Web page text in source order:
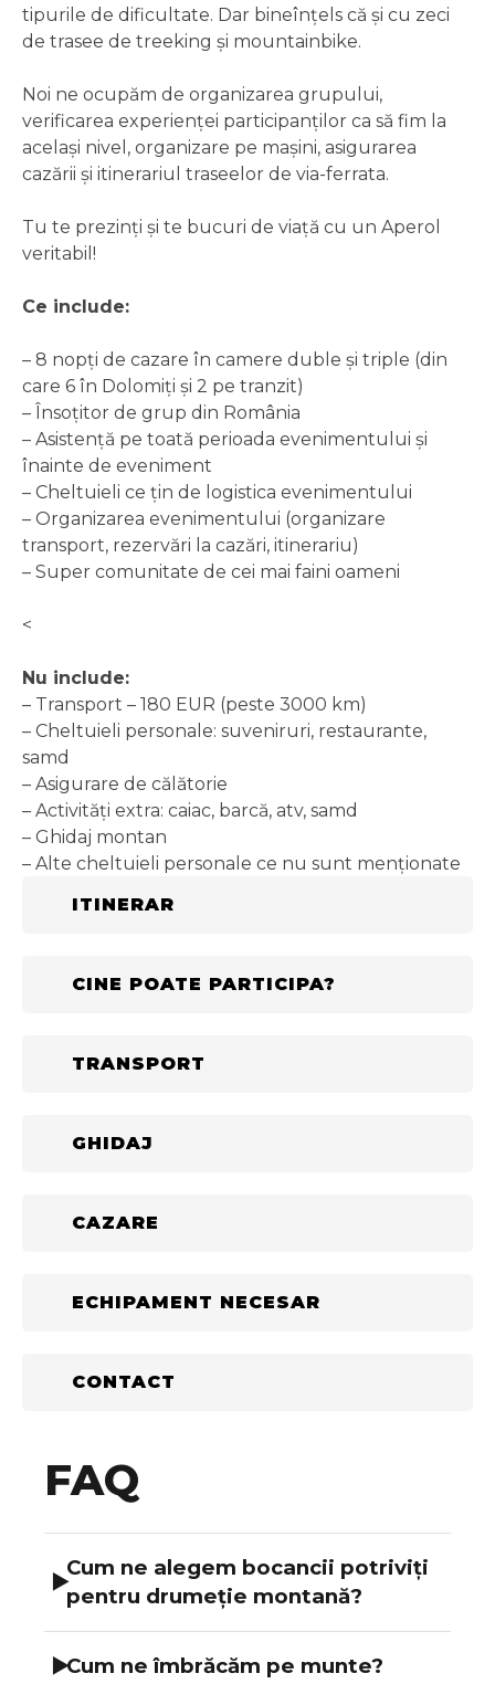
tipurile de dificultate. Dar bineînțels că și cu zeci
de trasee de treeking și mountainbike.
Noi ne ocupăm de organizarea grupului,
verificarea experienței participanților ca să fim la
același nivel, organizare pe mașini, asigurarea
cazării și itinerariul traseelor de via-ferrata.
Tu te prezinți și te bucuri de viață cu un Aperol
veritabil!
Ce include:
– 8 nopți de cazare în camere duble și triple (din
care 6 în Dolomiți și 2 pe tranzit)
– Însoțitor de grup din România
– Asistență pe toată perioada evenimentului și
înainte de eveniment
– Cheltuieli ce țin de logistica evenimentului
– Organizarea evenimentului (organizare
transport, rezervări la cazări, itinerariu)
– Super comunitate de cei mai faini oameni
<
Nu include:
– Transport – 180 EUR (peste 3000 km)
– Cheltuieli personale: suveniruri, restaurante,
samd
– Asigurare de călătorie
– Activități extra: caiac, barcă, atv, samd
– Ghidaj montan
– Alte cheltuieli personale ce nu sunt menționate
ITINERAR
CINE POATE PARTICIPA?
TRANSPORT
GHIDAJ
CAZARE
ECHIPAMENT NECESAR
CONTACT
FAQ
▶
Cum ne alegem bocancii potriviți
pentru drumeție montană?
important să alegi bocancii în funcție de:
▶Cum ne îmbrăcăm pe munte?